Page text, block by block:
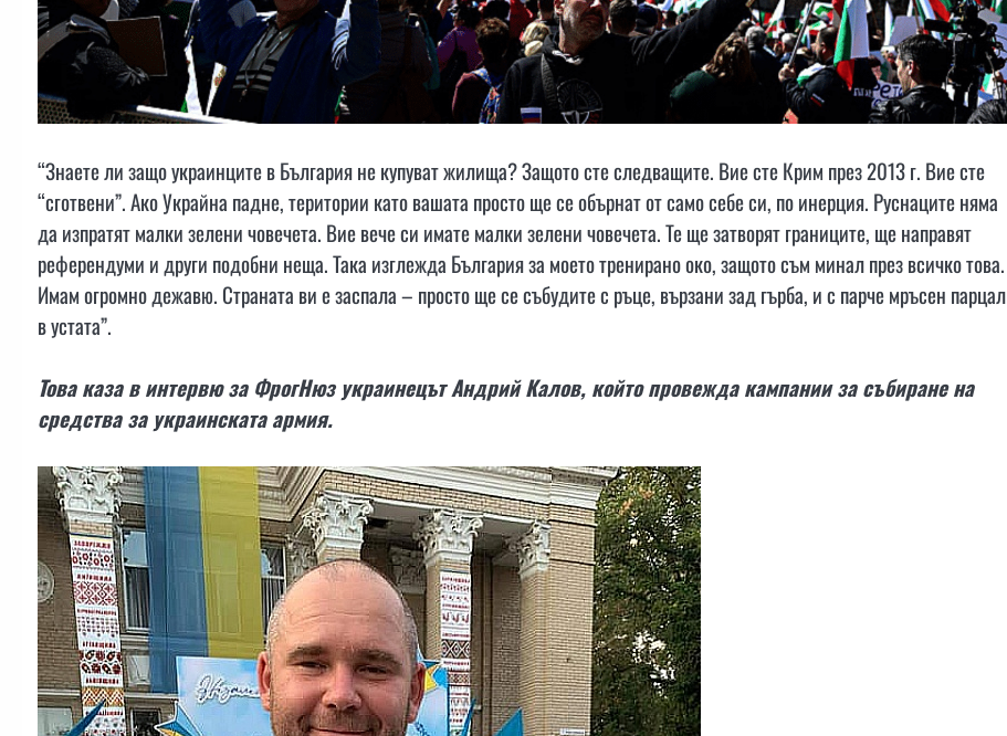
“Знаете ли защо украинците в България не купуват жилища? Защото сте следващите. Вие сте Крим през 2013 г. Вие сте
“сготвени”. Ако Украйна падне, територии като вашата просто ще се обърнат от само себе си, по инерция. Руснаците няма
да изпратят малки зелени човечета. Вие вече си имате малки зелени човечета. Те ще затворят границите, ще направят
референдуми и други подобни неща. Така изглежда България за моето тренирано око, защото съм минал през всичко това.
Имам огромно дежавю. Страната ви е заспала – просто ще се събудите с ръце, вързани зад гърба, и с парче мръсен парцал
в устата”.
Това каза в интервю за ФрогНюз украинецът Андрий Кaлов, който провежда кампании за събиране на
средства за украинската армия.